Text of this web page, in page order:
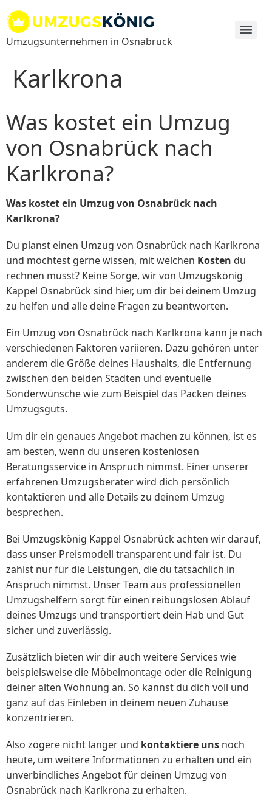
Inhalt
springen
Umzugsunternehmen in Osnabrück
Karlkrona
Was kostet ein Umzug
von Osnabrück nach
Karlkrona?
Was kostet ein Umzug von Osnabrück nach
Karlkrona?
Du planst einen Umzug von Osnabrück nach Karlkrona
und möchtest gerne wissen, mit welchen Kosten du
rechnen musst? Keine Sorge, wir von Umzugskönig
Kappel Osnabrück sind hier, um dir bei deinem Umzug
zu helfen und alle deine Fragen zu beantworten.
Ein Umzug von Osnabrück nach Karlkrona kann je nach
verschiedenen Faktoren variieren. Dazu gehören unter
anderem die Größe deines Haushalts, die Entfernung
zwischen den beiden Städten und eventuelle
Sonderwünsche wie zum Beispiel das Packen deines
Umzugsguts.
Um dir ein genaues Angebot machen zu können, ist es
am besten, wenn du unseren kostenlosen
Beratungsservice in Anspruch nimmst. Einer unserer
erfahrenen Umzugsberater wird dich persönlich
kontaktieren und alle Details zu deinem Umzug
besprechen.
Bei Umzugskönig Kappel Osnabrück achten wir darauf,
dass unser Preismodell transparent und fair ist. Du
zahlst nur für die Leistungen, die du tatsächlich in
Anspruch nimmst. Unser Team aus professionellen
Umzugshelfern sorgt für einen reibungslosen Ablauf
deines Umzugs und transportiert dein Hab und Gut
sicher und zuverlässig.
Zusätzlich bieten wir dir auch weitere Services wie
beispielsweise die Möbelmontage oder die Reinigung
deiner alten Wohnung an. So kannst du dich voll und
ganz auf das Einleben in deinem neuen Zuhause
konzentrieren.
Also zögere nicht länger und kontaktiere uns noch
heute, um weitere Informationen zu erhalten und ein
unverbindliches Angebot für deinen Umzug von
Osnabrück nach Karlkrona zu erhalten.